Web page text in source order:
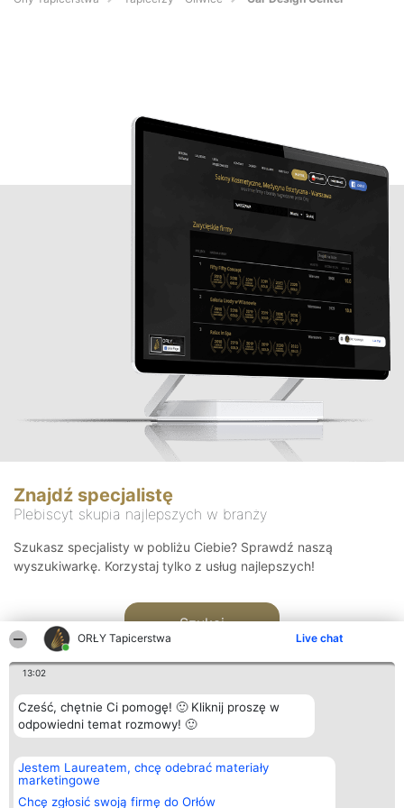
ORŁY Tapicerstwa Live chat
13:02
Cześć, chętnie Ci pomogę! 🙂 Kliknij proszę w
odpowiedni temat rozmowy! 🙂
Jestem Laureatem, chcę odebrać materiały
marketingowe
Chcę zgłosić swoją firmę do Orłów
Znajdź specjalistę
Plebiscyt skupia najlepszych w branży
Szukasz specjalisty w pobliżu Ciebie? Sprawdź naszą
wyszukiwarkę. Korzystaj tylko z usług najlepszych!
Szukaj
Organizator plebiscytu
Bright Side Solutions sp. z o.
o. sp. k.
ul. Ruska 22
Plebiscyt
Laureaci
wszystkich
Kontakt
Kontakt